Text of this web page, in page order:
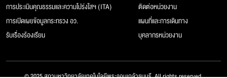
การประเมินคุณธรรมและความโปร่งใสฯ (ITA)
การเปิดเผยข้อมูลกระทรวง อว.
รับเรื่องร้องเรียน
ติดต่อหน่วยงาน
แผนที่และการเดินทาง
บุคลากรหน่วยงาน